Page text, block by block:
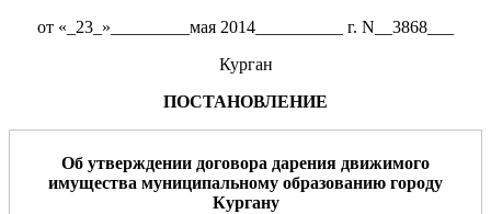
от «_23_»_________мая 2014__________ г. N__3868___
Курган
ПОСТАНОВЛЕНИЕ
Об утверждении договора дарения движимого
имущества муниципальному образованию городу
Кургану